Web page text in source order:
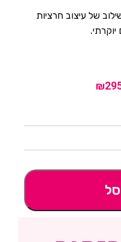
של עיצוב חרציות
יוקרתי.
₪